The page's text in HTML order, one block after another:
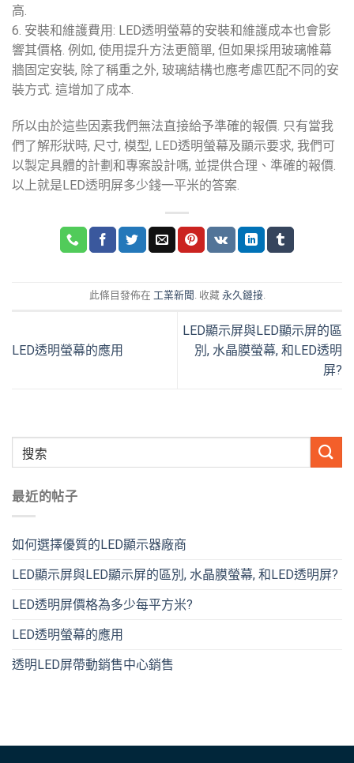
高.
6. 安裝和維護費用: LED透明螢幕的安裝和維護成本也會影
響其價格. 例如, 使用提升方法更簡單, 但如果採用玻璃帷幕
牆固定安裝, 除了稱重之外, 玻璃結構也應考慮匹配不同的安
裝方式. 這增加了成本.
所以由於這些因素我們無法直接給予準確的報價. 只有當我
們了解形狀時, 尺寸, 模型, LED透明螢幕及顯示要求, 我們可
以製定具體的計劃和專案設計嗎, 並提供合理、準確的報價.
以上就是LED透明屏多少錢一平米的答案.
此條目發佈在 工業新聞 . 收藏 永久鏈接.
LED透明螢幕的應用
LED顯示屏與LED顯示屏的區
別, 水晶膜螢幕, 和LED透明
屏?
最近的帖子
如何選擇優質的LED顯示器廠商
LED顯示屏與LED顯示屏的區別, 水晶膜螢幕, 和LED透明屏?
LED透明屏價格為多少每平方米?
LED透明螢幕的應用
透明LED屏帶動銷售中心銷售